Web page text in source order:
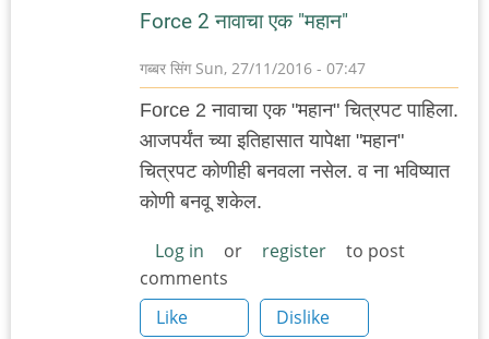
Force 2 नावाचा एक "महान"
गब्बर सिंगSun, 27/11/2016 - 07:47
Force 2 नावाचा एक "महान" चित्रपट पाहिला.
आजपर्यंत च्या इतिहासात यापेक्षा "महान"
चित्रपट कोणीही बनवला नसेल. व ना भविष्यात
कोणी बनवू शकेल.
Log in or register
to post
comments
Like
Dislike